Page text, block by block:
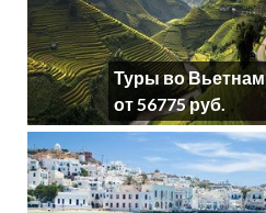
Туры во Вьетнам
от 56775 руб.